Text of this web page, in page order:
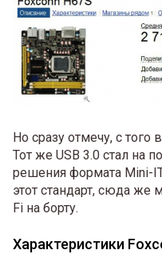
Но сразу отмечу, с
Тот же USB 3.0 стал на
решения формата Mini-
этот стандарт, сюда же
Fi на борту.
Характеристики